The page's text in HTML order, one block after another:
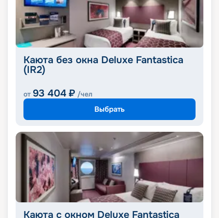
Каюта без окна Deluxe Fantastica
(IR2)
от 93 404 ₽ /чел
Выбрать
Каюта с окном Deluxe Fantastica